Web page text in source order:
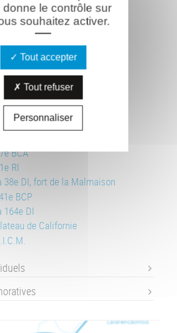
leur sépulture
aux rygbymen
Pancy-Courtecon
russes
Louise
Régiment de Zouaves
et 208e RI
RI
BCA
RI
38e DI, fort de la Malmaison
BCP
164e DI
de Californie
donne le contrôle sur
souhaitez activer.
Tout accepter
Tout refuser
Personnaliser